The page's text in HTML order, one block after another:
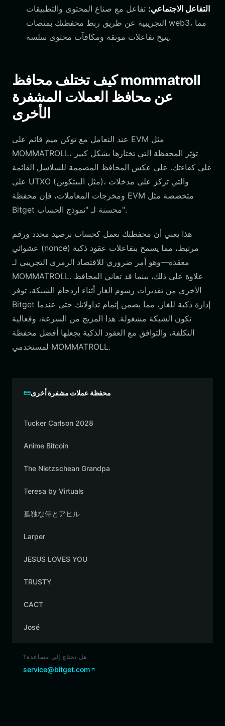
التفاعل الاجتماعي: تفاعل مع صناع المحتوى والتطبيقات
التجريبية عن طريق ربط محفظتك بمنصات web3، مما
يتيح تفاعلات موثقة ومكافآت محتوى سلسة.
كيف تختلف محافظ mommatroll
عن محافظ العملات المشفرة
الأخرى
عند التعامل مع توكن ميم قائم على EVM مثل
MOMMATROLL، تؤثر المحفظة التي تختارها بشكل كبير
على كفاءتك. على عكس المحافظ المصممة للسلاسل القائمة
على UTXO (مثل البيتكوين)، والتي تركز على مدخلات
ومخرجات المعاملات، فإن محفظة EVM متخصصة مثل
Bitget محسنة لـ "نموذج الحساب".
هذا يعني أن محفظتك تعمل كحساب برصيد محدد ورقم
عشوائي (nonce) مرتبط، مما يسمح بتفاعلات عقود ذكية
معقدة—وهو أمر ضروري للاقتصاد الرمزي التجريبي لـ
MOMMATROLL. علاوة على ذلك، بينما قد تعاني المحافظ
الأخرى من تقديرات رسوم الغاز أثناء ازدحام الشبكة، توفر
Bitget إدارة ذكية للغاز، مما يضمن إتمام تداولاتك حتى عندما
تكون الشبكة مشغولة. هذا المزيج من السرعة، وفعالية
التكلفة، والتوافق مع العقود الذكية يجعلها أفضل محفظة
لمستخدمي MOMMATROLL.
محفظة عملات مشفرة أخرى
Tucker Carlson 2028
Anime Bitcoin
The Nietzschean Grandpa
Teresa by Virtuals
孤独な侍とアヒル
Larper
JESUS LOVES YOU
TRUSTY
CACT
José
هل تحتاج إلى مساعدة؟
service@bitget.com